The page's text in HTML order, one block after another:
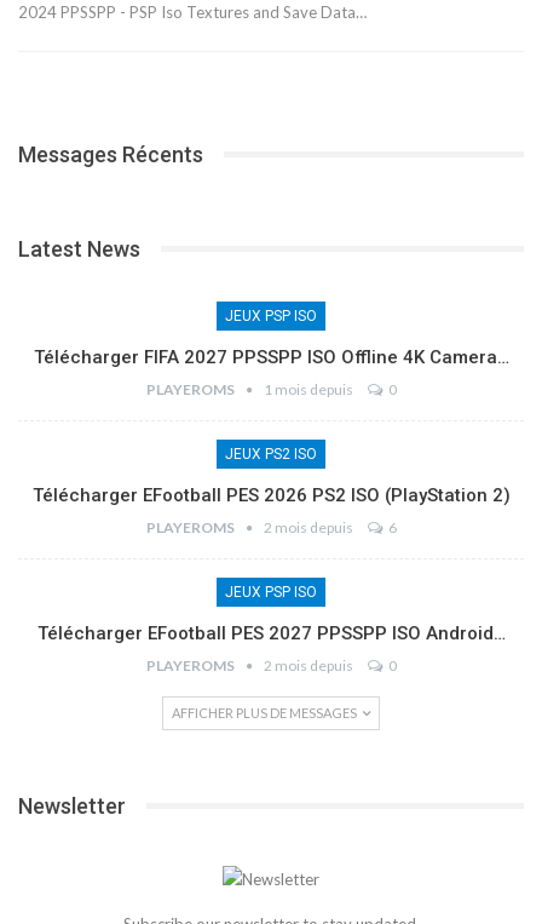
2024 PPSSPP - PSP Iso Textures and Save Data…
Messages Récents
Latest News
JEUX PSP ISO
Télécharger FIFA 2027 PPSSPP ISO Offline 4K Camera…
PLAYEROMS 1 mois depuis 0
JEUX PS2 ISO
Télécharger EFootball PES 2026 PS2 ISO (PlayStation 2)
PLAYEROMS 2 mois depuis 6
JEUX PSP ISO
Télécharger EFootball PES 2027 PPSSPP ISO Android…
PLAYEROMS 2 mois depuis 0
AFFICHER PLUS DE MESSAGES
Newsletter